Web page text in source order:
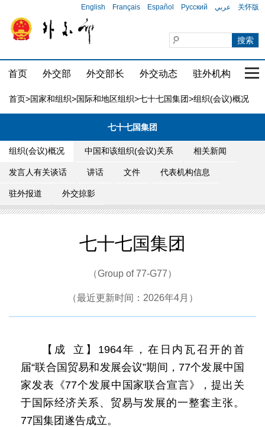
English Français Español Русский عربي 关怀版
首页 外交部 外交部长 外交动态 驻外机构 国
首页>国家和组织>国际和地区组织>七十七国集团>组织(会议)概况
七十七国集团
组织(会议)概况 中国和该组织(会议)关系 相关新闻
发言人有关谈话 讲话 文件 代表机构信息
驻外报道 外交掠影
七十七国集团
（Group of 77-G77）
（最近更新时间：2026年4月）
【成 立】1964年，在日内瓦召开的首
届“联合国贸易和发展会议”期间，77个发展中国
家发表《77个发展中国家联合宣言》，提出关
于国际经济关系、贸易与发展的一整套主张。
77国集团遂告成立。